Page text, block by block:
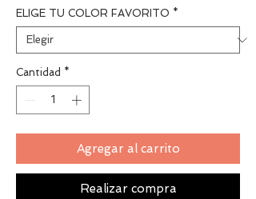
oferta
ELIGE TU COLOR FAVORITO *
Cantidad *
Agregar al carrito
Realizar compra